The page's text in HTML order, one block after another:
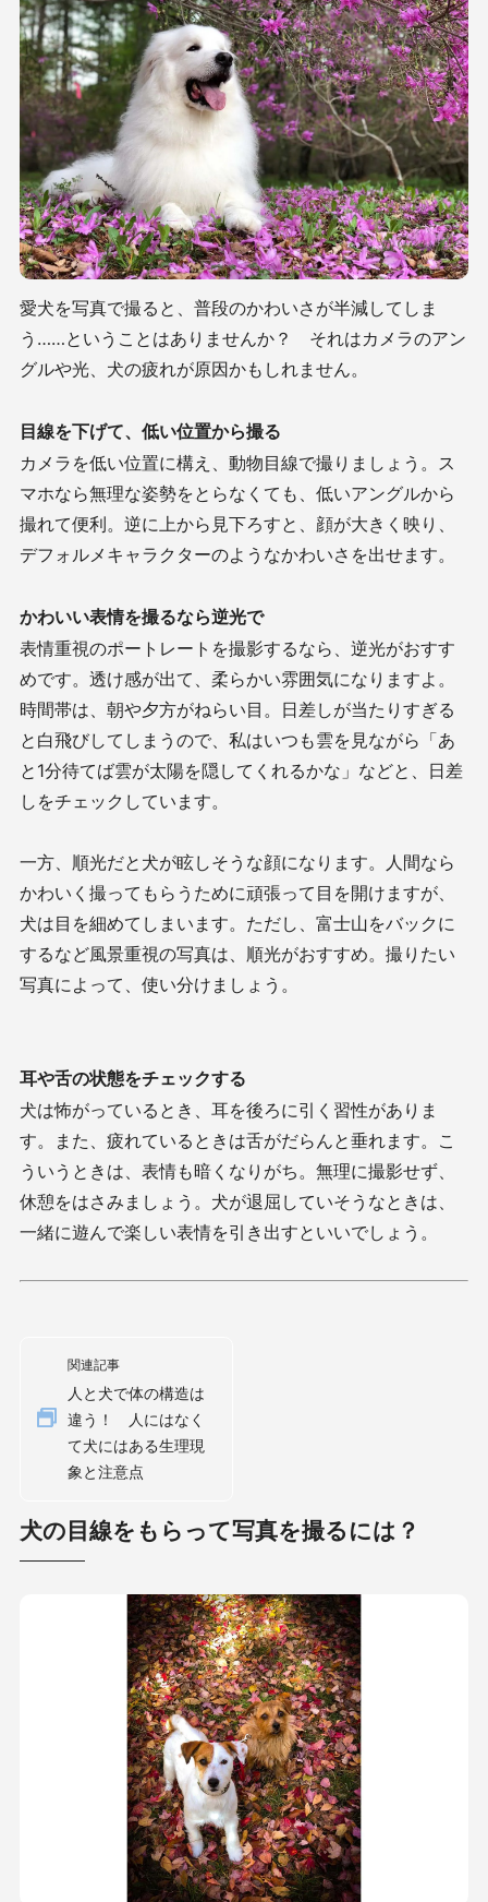
愛犬を写真で撮ると、普段のかわいさが半減してしま
う……ということはありませんか？ それはカメラのアン
グルや光、犬の疲れが原因かもしれません。
目線を下げて、低い位置から撮る
カメラを低い位置に構え、動物目線で撮りましょう。ス
マホなら無理な姿勢をとらなくても、低いアングルから
撮れて便利。逆に上から見下ろすと、顔が大きく映り、
デフォルメキャラクターのようなかわいさを出せます。
かわいい表情を撮るなら逆光で
表情重視のポートレートを撮影するなら、逆光がおすす
めです。透け感が出て、柔らかい雰囲気になりますよ。
時間帯は、朝や夕方がねらい目。日差しが当たりすぎる
と白飛びしてしまうので、私はいつも雲を見ながら「あ
と 1分待てば雲が太陽を隠してくれるかな」などと、日差
しをチェックしています。
一方、順光だと犬が眩しそうな顔になります。人間なら
かわいく撮ってもらうために頑張って目を開けますが、
犬は目を細めてしまいます。ただし、富士山をバックに
するなど風景重視の写真は、順光がおすすめ。撮りたい
写真によって、使い分けましょう。
耳や舌の状態をチェックする
犬は怖がっているとき、耳を後ろに引く習性がありま
す。また、疲れているときは舌がだらんと垂れます。こ
ういうときは、表情も暗くなりがち。無理に撮影せず、
休憩をはさみましょう。犬が退屈していそうなときは、
一緒に遊んで楽しい表情を引き出すといいでしょう。
関連記事
人と犬で体の構造は
違う！ 人にはなく
て犬にはある生理現
象と注意点
犬の目線をもらって写真を撮るには？